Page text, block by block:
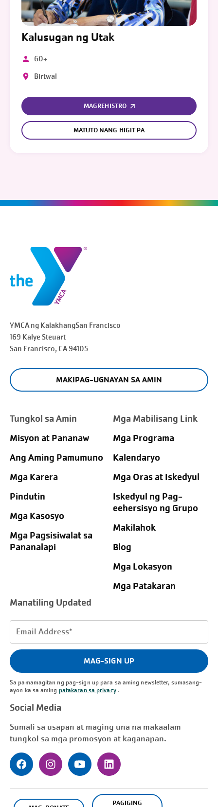
Kalusugan ng Utak
60+
Birtwal
MAGREHISTRO
MATUTO NANG HIGIT PA
YMCA ng KalakhangSan Francisco
169 Kalye Steuart
San Francisco, CA 94105
MAKIPAG-UGNAYAN SA AMIN
Tungkol sa Amin
Misyon at Pananaw
Ang Aming Pamumuno
Mga Karera
Pindutin
Mga Kasosyo
Mga Pagsisiwalat sa
Pananalapi
Mga Mabilisang Link
Mga Programa
Kalendaryo
Mga Oras at Iskedyul
Iskedyul ng Pag-
eehersisyo ng Grupo
Makilahok
Blog
Mga Lokasyon
Mga Patakaran
Manatiling Updated
Email
(Kinakailangan)
MAG-SIGN UP
Sa pamamagitan ng pag-sign up para sa aming newsletter, sumasang-
ayon ka sa aming patakaran sa privacy.
Social Media
Sumali sa usapan at maging una na makaalam
tungkol sa mga promosyon at kaganapan.
PAGIGING